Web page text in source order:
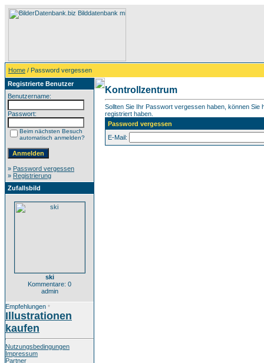
Home / Password vergessen
Registrierte Benutzer
Benutzername:
Passwort:
Beim nächsten Besuch
automatisch anmelden?
» Password vergessen
» Registrierung
Zufallsbild
ski
Kommentare: 0
admin
Empfehlungen *
Illustrationen
kaufen
Nutzungsbedingungen
Impressum
Partner
Kontrollzentrum
Sollten Sie Ihr Passwort vergessen haben, können
registriert haben.
Password vergessen
E-Mail: